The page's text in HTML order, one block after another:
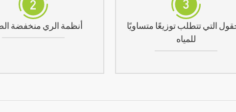
أنظمة الري منخفضة
التي تتطلب توزيعًا متساويًا
للمياه